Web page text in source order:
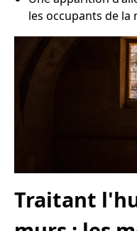
les occupants de la
Traitant